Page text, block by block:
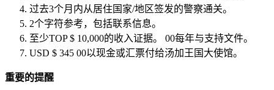
过去3个月内从居住国家/地区签发的警察通关。
2个字符参考，包括联系信息。
至少TOP $ 10,000的收入证据。 00每年与支持文件。
USD $ 345 00以现金或汇票付给汤加王国大使馆。
重要的提醒